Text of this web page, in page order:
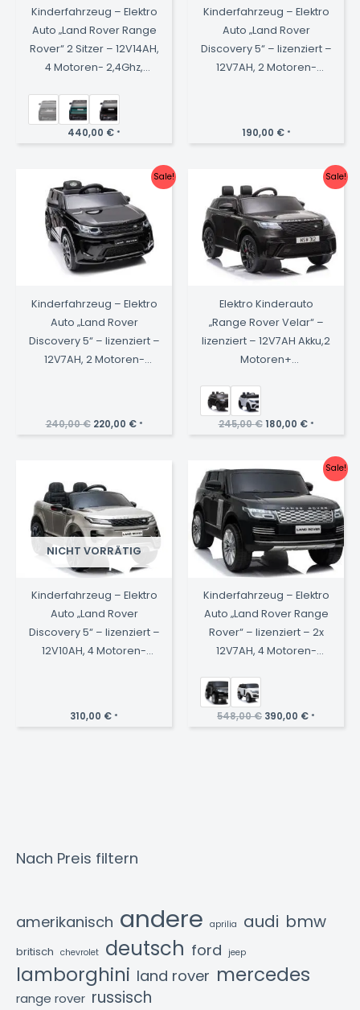
Nach Preis filtern
amerikanisch andere aprilia audi bmw
britisch chevrolet deutsch ford jeep
lamborghini land rover mercedes
range rover russisch
Kinderfahrzeug – Elektro
Auto „Land Rover Range
Rover“ 2 Sitzer – 12V14AH,
4 Motoren- 2,4Ghz,
Ledersitz+EVA+Lackiert
440,00 € *
Kinderfahrzeug – Elektro
Auto „Land Rover
Discovery 5“ – lizenziert –
12V7AH, 2 Motoren-
190,00 € *
Sale!
Kinderfahrzeug – Elektro
Auto „Land Rover
Discovery 5“ – lizenziert –
12V7AH, 2 Motoren-
240,00€ Ursprünglicher
220,00 €Aktueller
*
Sale!
Elektro Kinderauto
„Range Rover Velar“ –
lizenziert – 12V7AH Akku,2
Motoren+
245,00€ Ursprünglicher
180,00 €Aktueller
180,00 €.
*
NICHT VORRÄTIG
Kinderfahrzeug – Elektro
Auto „Land Rover
Discovery 5“ – lizenziert –
12V10AH, 4 Motoren-
310,00 € *
Sale!
Kinderfahrzeug – Elektro
Auto „Land Rover Range
Rover“ – lizenziert – 2x
12V7AH, 4 Motoren-
MP3, Ledersitz+EVA
548,00€ Ursprünglicher
390,00 €Aktueller
*